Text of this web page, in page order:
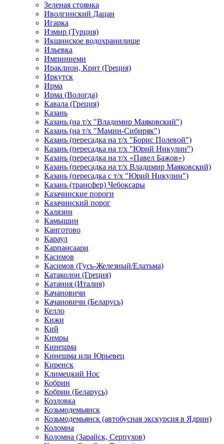
Зеленая стоянка
Иволгинский Дацан
Игарка
Измир (Турция)
Икшинское водохранилище
Ильевка
Импиниеми
Ираклион, Крит (Греция)
Иркутск
Ирма
Ирма (Вологда)
Кавала (Греция)
Казань
Казань (на т/х "Владимир Маяковский")
Казань (на т/х "Мамин-Сибиряк")
Казань (пересадка на т/х "Борис Полевой")
Казань (пересадка на т/х "Юрий Никулин")
Казань (пересадка на т/х «Павел Бажов»)
Казань (пересадка на т/х Владимир Маяковский)
Казань (пересадка с т/х "Юрий Никулин")
Казань (трансфер) Чебоксары
Казачинские пороги
Казачинский порог
Калязин
Камышин
Канготово
Караул
Карпансаари
Касимов
Касимов (Гусь-Железный/Елатьма)
Катаколон (Греция)
Катания (Италия)
Качановичи
Качановичи (Беларусь)
Келло
Кижи
Кий
Кимры
Кинешма
Кинешма или Юрьевец
Киренск
Климецкий Нос
Кобрин
Кобрин (Беларусь)
Козловка
Козьмодемьянск
Козьмодемьянск (автобусная экскурсия в Ядрин)
Коломна
Коломна (Зарайск, Серпухов)